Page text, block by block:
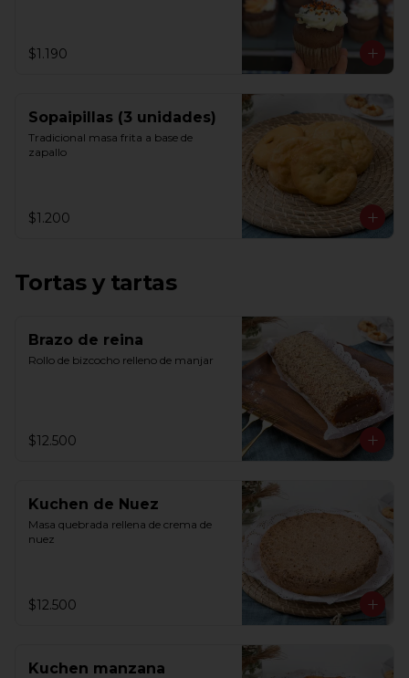
$1.190
Sopaipillas (3 unidades)
Tradicional masa frita a base de
zapallo
$1.200
Tortas y tartas
Brazo de reina
Rollo de bizcocho relleno de manjar
$12.500
Kuchen de Nuez
Masa quebrada rellena de crema de
nuez
$12.500
Kuchen manzana